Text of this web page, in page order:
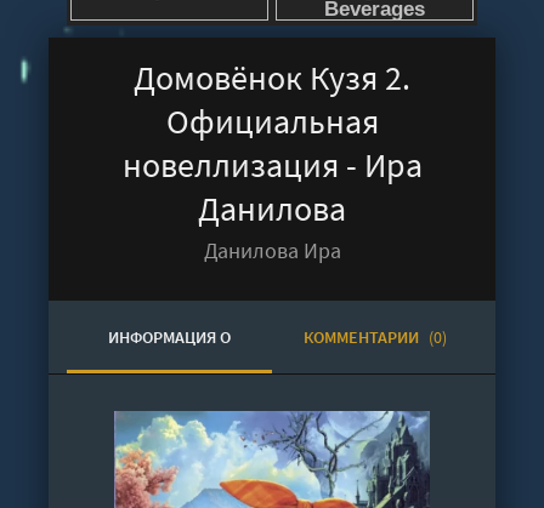
Домовёнок Кузя 2.
Официальная
новеллизация - Ира
Данилова
Данилова Ира
ИНФОРМАЦИЯ О
АУДИОКНИГЕ
КОММЕНТАРИИ (0)